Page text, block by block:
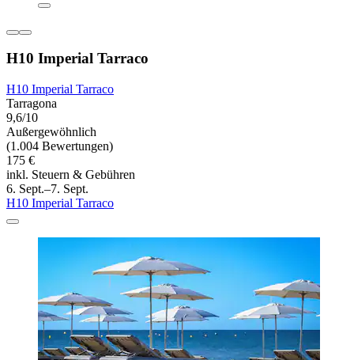
H10 Imperial Tarraco
H10 Imperial Tarraco
Tarragona
9,6/10
Außergewöhnlich
(1.004 Bewertungen)
175 €
inkl. Steuern & Gebühren
6. Sept.–7. Sept.
H10 Imperial Tarraco